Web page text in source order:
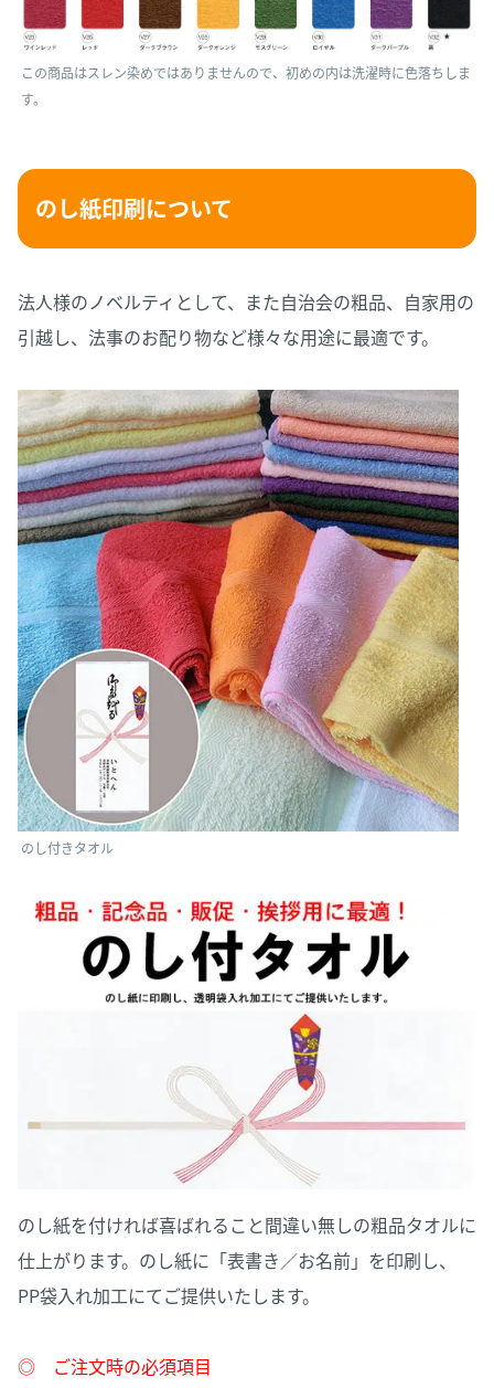
この商品はスレン染めではありませんので、初めの内は洗濯時に色落ちしま
す。
のし紙印刷について
法人様のノベルティとして、また自治会の粗品、自家用の
引越し、法事のお配り物など様々な用途に最適です。
のし付きタオル
のし紙を付ければ喜ばれること間違い無しの粗品タオルに
仕上がります。のし紙に「表書き／お名前」を印刷し、
PP袋入れ加工にてご提供いたします。
◎ ご注文時の必須項目